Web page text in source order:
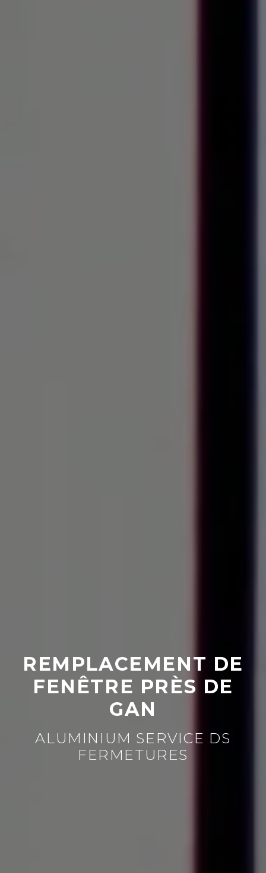
REMPLACEMENT DE
FENÊTRE PRÈS DE
GAN
ALUMINIUM SERVICE DS
FERMETURES